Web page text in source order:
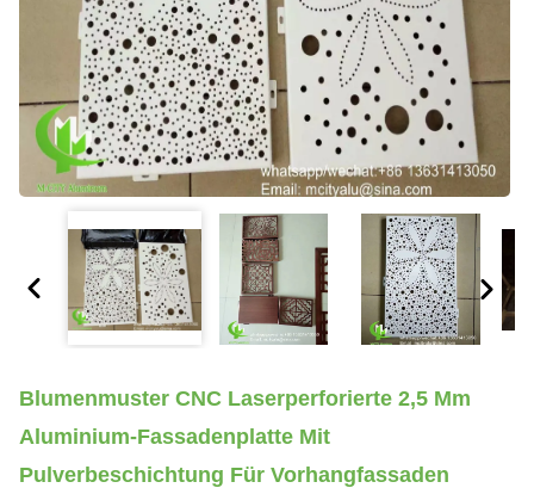
Blumenmuster CNC Laserperforierte 2,5 Mm
Aluminium-Fassadenplatte Mit
Pulverbeschichtung Für Vorhangfassaden